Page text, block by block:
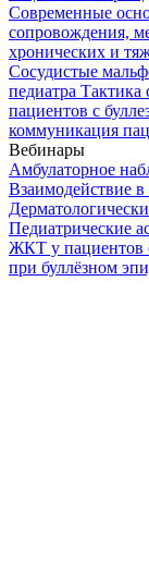
Современные
сопровождения,
хронических и
Сосудистые
педиатра Тактика
пациентов с
коммуникация
Вебинары
Амбулаторное
Взаимодействие в
Педиатрические
ЖКТ у пациентов
при буллёзном